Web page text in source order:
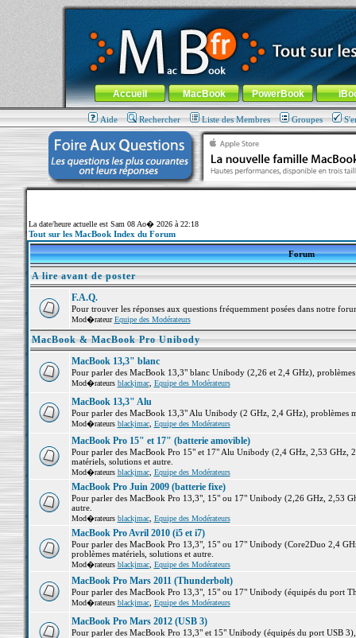
MacBook-fr.com : 100% Apple... 100% nomade !
Aller au contenu-Aller au menu général-Aller au menu de
Menu général
Accueil MacBook PowerBook
Aide Rechercher Liste des Membres Groupes
La date/heure actuelle est Sam 08 Ao� 2026 à 22:18
Tout sur les MacBook Index du Forum
Forum
A lire avant de poster
F.A.Q.
Pour trouver les réponses aux questions fréquemment posées dans notre
Mod�rateurEquipe des Modérateurs
MacBook & MacBook Pro Unibody
MacBook 13,3" blanc
Pour parler des MacBook 13,3" blanc Unibody (2,26 et 2,4 GHz),
Mod�rateurs blackjmac, Equipe des Modérateurs
MacBook 13,3" Alu
Pour parler des MacBook 13,3" Alu Unibody (2 GHz, 2,4 GHz), problèmes
Mod�rateurs blackjmac, Equipe des Modérateurs
MacBook Pro 15" et 17" (batterie amovible)
Pour parler des MacBook Pro 15" et 17" Alu Unibody (2,4 GHz, 2,53 GHz,
matériels, solutions et autre.
Mod�rateurs blackjmac, Equipe des Modérateurs
MacBook Pro Juin 2009 (batterie fixe)
Pour parler des MacBook Pro 13,3", 15" ou 17" Unibody (2,26 GHz, 2,53
autre.
Mod�rateurs blackjmac, Equipe des Modérateurs
MacBook Pro Avril 2010 (i5 et i7)
Pour parler des MacBook Pro 13,3", 15" ou 17" Unibody (Core2Duo 2,4
problèmes matériels, solutions et autre.
Mod�rateurs blackjmac, Equipe des Modérateurs
MacBook Pro Mars 2011 (Thunderbolt)
Pour parler des MacBook Pro 13,3", 15" ou 17" Unibody (équipés du port
Mod�rateurs blackjmac, Equipe des Modérateurs
MacBook Pro Mars 2012 (USB 3)
Pour parler des MacBook Pro 13,3" et 15" Unibody (équipés du port USB